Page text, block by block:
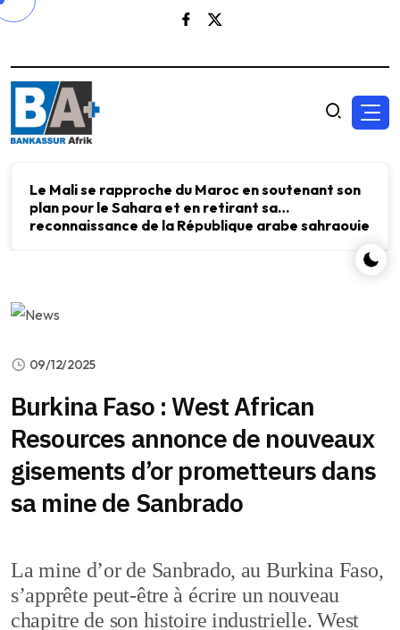
Le Mali se rapproche du Maroc en soutenant son
plan pour le Sahara et en retirant sa
reconnaissance de la République arabe sahraouie
09/12/2025
Burkina Faso : West African
Resources annonce de nouveaux
gisements d’or prometteurs dans
sa mine de Sanbrado
La mine d’or de Sanbrado, au Burkina Faso,
s’apprête peut-être à écrire un nouveau
chapitre de son histoire industrielle. West